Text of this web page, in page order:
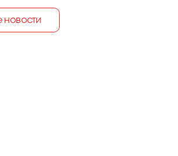
новости